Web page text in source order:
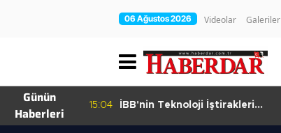
06 Ağustos 2026 Videolar Galeriler
Günün
Haberleri
Bamyası
15:04
İBB'nin Teknoloji İştirakleri